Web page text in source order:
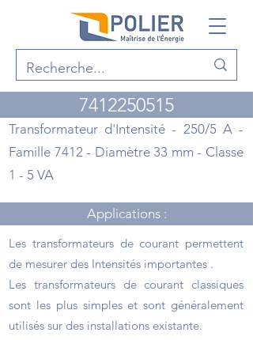
7412250515
Transformateur d'Intensité - 250/5 A -
Famille 7412 - Diamètre 33 mm - Classe
1 - 5 VA
Applications :
Les transformateurs de courant permettent
de mesurer des Intensités importantes .
Les transformateurs de courant classiques
sont les plus simples et sont généralement
utilisés sur des installations existante.